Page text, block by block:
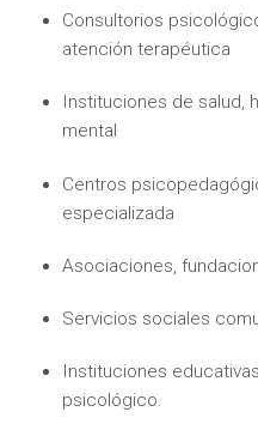
Consultorios
atención terapéutica
Instituciones de salud,
mental
Centros
especializada
Asociaciones,
Servicios sociales
Instituciones
psicológico.